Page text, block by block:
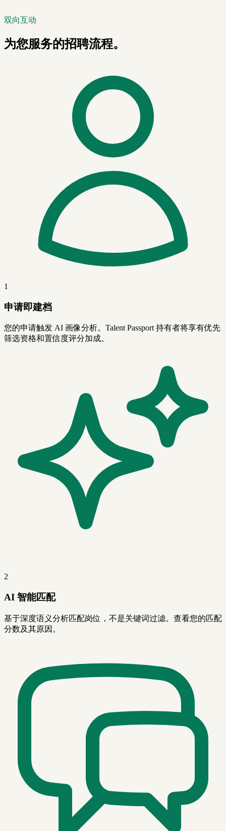
双向互动
为您服务的招聘流程。
1
申请即建档
您的申请触发 AI 画像分析。Talent Passport 持有者将享有优先
筛选资格和置信度评分加成。
2
AI 智能匹配
基于深度语义分析匹配岗位，不是关键词过滤。查看您的匹配
分数及其原因。